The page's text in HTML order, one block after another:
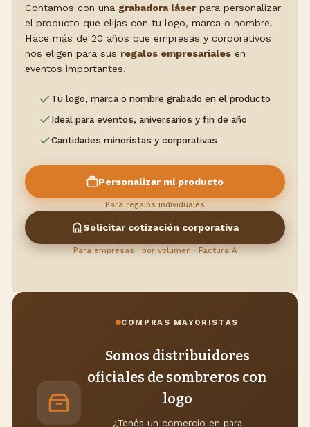
Contamos con una grabadora láserpara personalizar
el producto que elijas con tu logo, marca o nombre.
Hace más de 20 años que empresas y corporativos
nos eligen para sus regalos empresariales en
eventos importantes.
Tu logo, marca o nombre grabado en el producto
Ideal para eventos, aniversarios y fin de año
Cantidades minoristas y corporativas
Personalizar mi producto
Para regalos individuales
Solicitar cotización corporativa
Para empresas · por volumen · Factura A
COMPRAS MAYORISTAS
Somos distribuidores
oficiales de sombreros con
logo
¿Tenés un comercio en para